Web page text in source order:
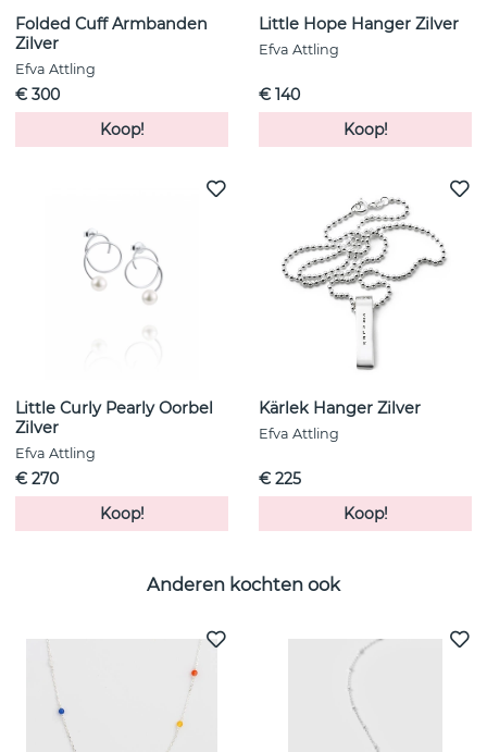
Folded Cuff Armbanden
Zilver
Efva Attling
€ 300
Koop!
Little Hope Hanger Zilver
Efva Attling
€ 140
Koop!
Little Curly Pearly Oorbel
Zilver
Efva Attling
€ 270
Koop!
Kärlek Hanger Zilver
Efva Attling
€ 225
Koop!
Anderen kochten ook